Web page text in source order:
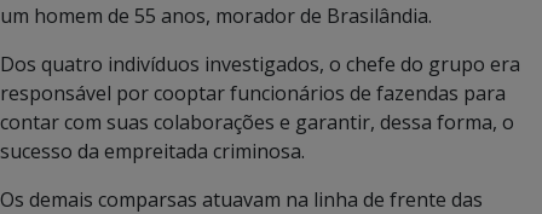
um homem de 55 anos, morador de Brasilândia.
Dos quatro indivíduos investigados, o chefe do grupo era
responsável por cooptar funcionários de fazendas para
contar com suas colaborações e garantir, dessa forma, o
sucesso da empreitada criminosa.
Os demais comparsas atuavam na linha de frente das